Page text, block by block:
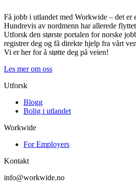
Få jobb i utlandet med Workwide – det er
Hundrevis av nordmenn har allerede
Utforsk den største portalen for norske
registrer deg og få direkte hjelp fra vårt
Vi er her for å støtte deg på veien!
Les mer om oss
Utforsk
Blogg
Bolig i utlandet
Workwide
For Employers
Kontakt
info@workwide.no